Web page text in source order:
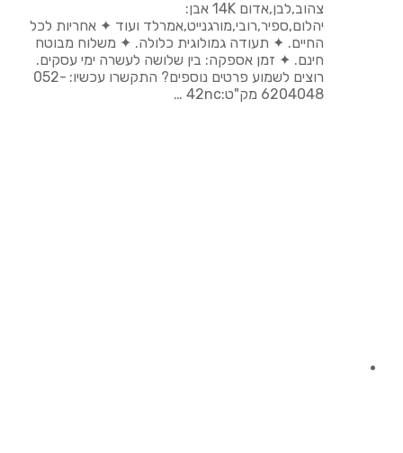
צהוב,לבן,אדום 14K אבן:
יהלום,ספיר,רובי,מורגנייט,אמרלד ועוד ✦ אחריות לכל
החיים. ✦ תעודה גמולוגית כלולה. ✦ משלוח מבוטח
חינם. ✦ זמן אספקה: בין שלושה לעשרה ימי עסקים.
רוצים לשמוע פרטים נוספים? התקשרו עכשיו: 052-
6204048 מק"ט:42nc …